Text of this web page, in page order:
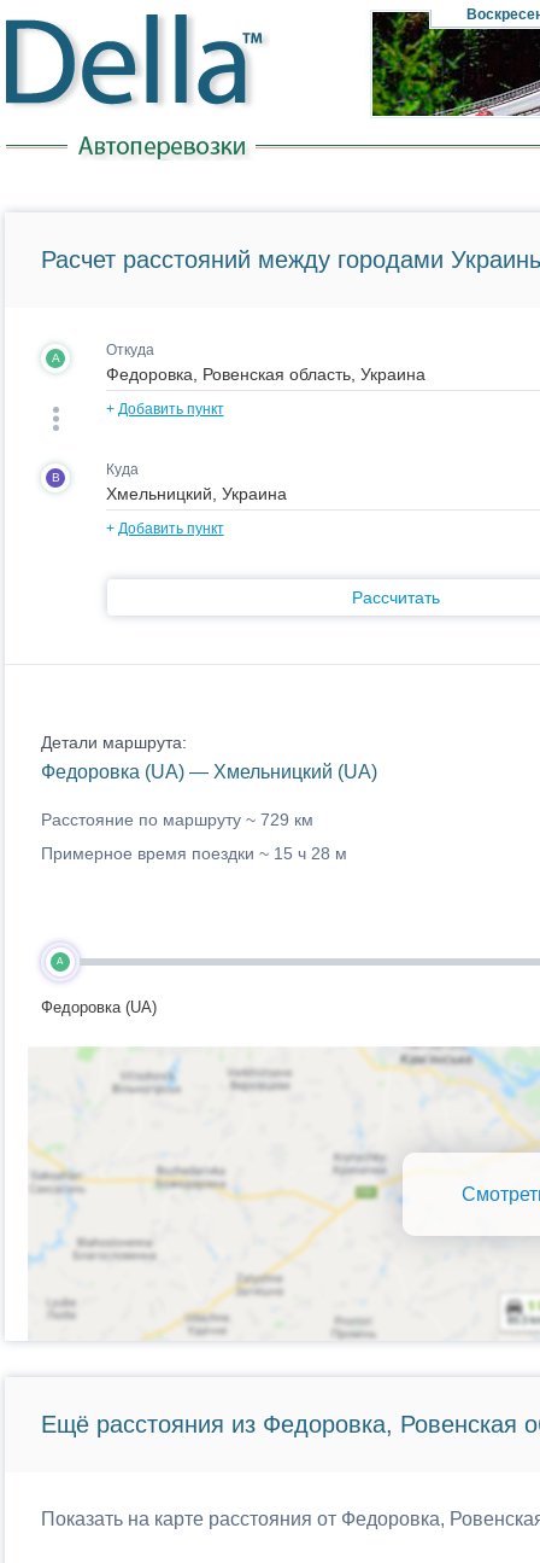
Расчет расстояний между городами
A Откуда
+ Добавить пункт
B Куда
+ Добавить пункт
Рассчитать
Детали маршрута:
Федоровка (UA) — Хмельницкий (UA)
Расстояние по маршруту ~ 729 км
Примерное время поездки ~ 15 ч 28 м
A
Федоровка (UA)
Ещё расстояния из Федоровка, Ровенская
Показать на карте расстояния от Федоровка,